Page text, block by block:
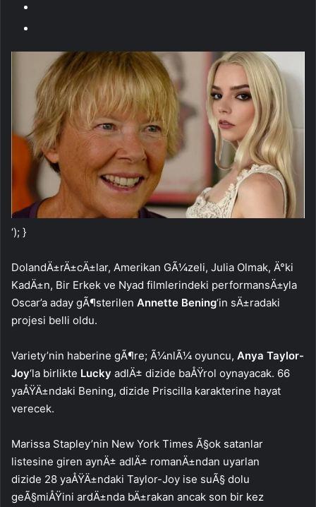
‘); }
DolandÄ±rÄ±cÄ±lar, Amerikan GÃ¼zeli, Julia Olmak, Ä°ki
KadÄ±n, Bir Erkek ve Nyad filmlerindeki performansÄ±yla
Oscar’a aday gÃ¶sterilen Annette Bening‘in sÄ±radaki
projesi belli oldu.
Variety’nin haberine gÃ¶re; Ã¼nlÃ¼ oyuncu, Anya Taylor-
Joy‘la birlikte Lucky adlÄ± dizide baÅŸrol oynayacak. 66
yaÅŸÄ±ndaki Bening, dizide Priscilla karakterine hayat
verecek.
Marissa Stapley’nin New York Times Ã§ok satanlar
listesine giren aynÄ± adlÄ± romanÄ±ndan uyarlan
dizide 28 yaÅŸÄ±ndaki Taylor-Joy ise suÃ§ dolu
geÃ§miÅŸini ardÄ±nda bÄ±rakan ancak son bir kez